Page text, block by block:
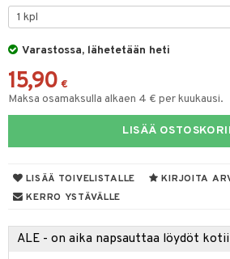
Varastossa, lähetetään heti
15,90 €
Maksa osamaksulla alkaen 4 € per kuukausi.
LISÄÄ
LISÄÄ TOIVELISTALLE
KIRJOITA
KERRO YSTÄVÄLLE
ALE - on aika napsauttaa löydöt
& vastauksia